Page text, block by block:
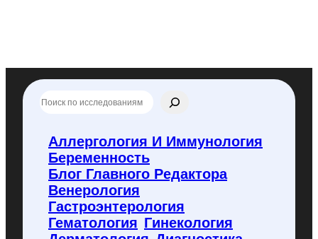
о
Аллергология И Иммунология
Беременность
Блог Главного Редактора
Венерология
Гастроэнтерология
Гематология Гинекология